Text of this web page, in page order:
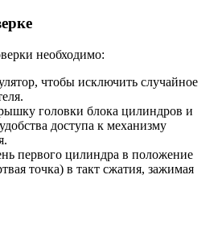
необходимо:
чтобы исключить случайное
головки блока цилиндров и
доступа к механизму
первого цилиндра в положение
точка) в такт сжатия, зажимая